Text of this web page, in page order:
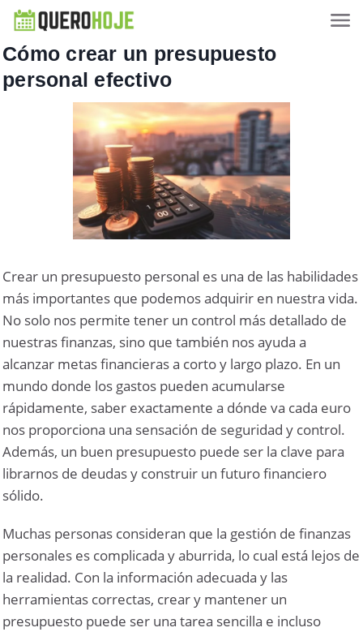
Cómo crear un presupuesto
personal efectivo
Crear un presupuesto personal es una de las habilidades
más importantes que podemos adquirir en nuestra vida.
No solo nos permite tener un control más detallado de
nuestras finanzas, sino que también nos ayuda a
alcanzar metas financieras a corto y largo plazo. En un
mundo donde los gastos pueden acumularse
rápidamente, saber exactamente a dónde va cada euro
nos proporciona una sensación de seguridad y control.
Además, un buen presupuesto puede ser la clave para
librarnos de deudas y construir un futuro financiero
sólido.
Muchas personas consideran que la gestión de finanzas
personales es complicada y aburrida, lo cual está lejos de
la realidad. Con la información adecuada y las
herramientas correctas, crear y mantener un
presupuesto puede ser una tarea sencilla e incluso